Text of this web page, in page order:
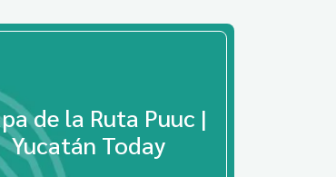
de la Ruta Puuc |
Yucatán Today